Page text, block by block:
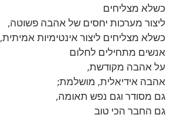
כשלא מצליחים
ליצור מערכות יחסים של אהבה פשוטה,
כשלא מצליחים ליצור אינטימיות אמיתית,
אנשים מתחילים לחלום
על אהבה מקודשת,
אהבה אידיאלית, מושלמת;
גם מסודר וגם נפש תאומה,
גם החבר הכי טוב